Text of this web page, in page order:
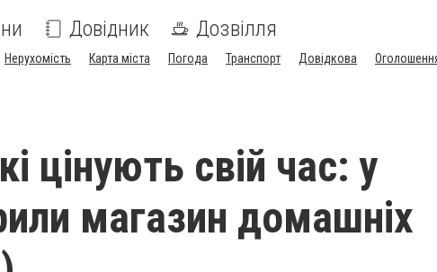
Довідник Дозвілля
Нерухомість Карта міста Погода Транспорт Довідкова
цінують свій час: у
магазин домашніх